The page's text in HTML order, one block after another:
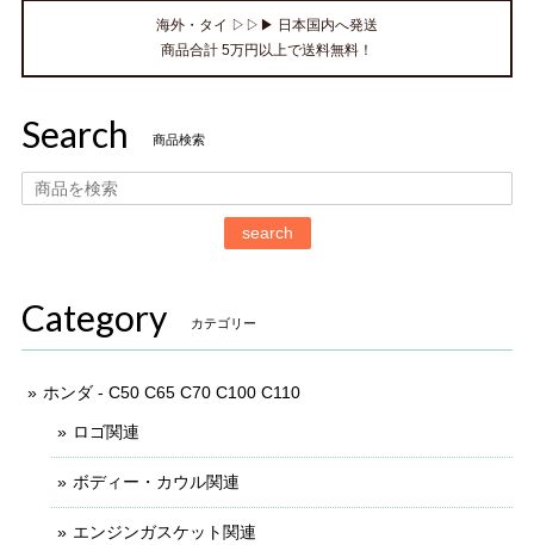
海外・タイ ▷▷▶ 日本国内へ発送
商品合計 5万円以上で送料無料！
Search 商品検索
search
Category カテゴリー
ホンダ - C50 C65 C70 C100 C110
ロゴ関連
ボディー・カウル関連
エンジンガスケット関連